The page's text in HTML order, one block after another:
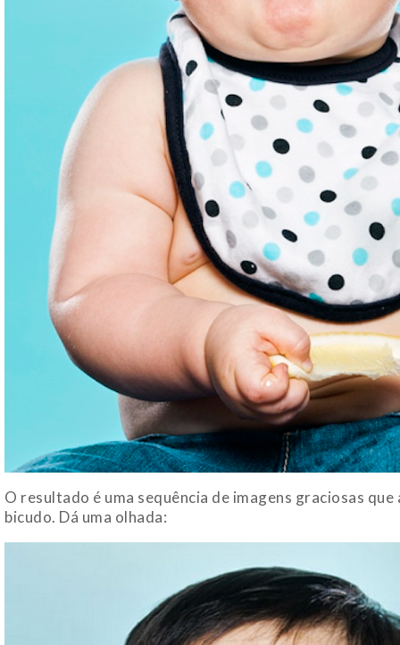
O resultado é uma sequência de imagens graciosas
bicudo. Dá uma olhada: